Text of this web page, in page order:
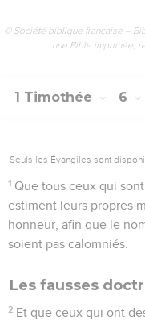
© Société biblique française –
une Bible imprimée,
1 Timothée 6
Seuls les Évangiles sont
1 Que tous ceux qui
estiment leurs propres
honneur, afin que le
soient pas calomniés.
Les fausses
2 Et que ceux qui ont